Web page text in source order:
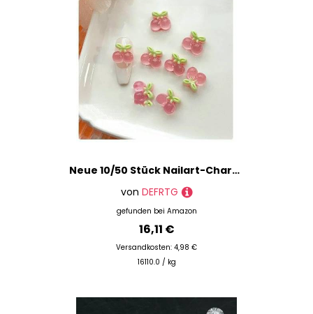
Neue 10/50 Stück Nailart-Charms aus Harz, Mini-Kirsche, Erdbeere, Nailart, flache Rückseite, Steinfiguren, Sammelalbum, DIY-Schmuck, Dekor, Basteln, 07, 50 Stück
von DEFRTG
gefunden bei Amazon
16,11 €
Versandkosten: 4,98 €
16110.0 / kg